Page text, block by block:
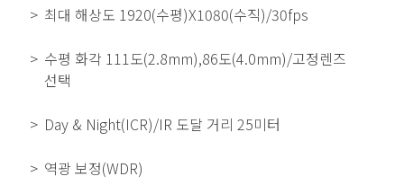
최대 해상도 1920(수평)X1080(수직)/30fps
수평 화각 111도(2.8mm),86도(4.0mm)/고정렌즈
선택
Day & Night(ICR)/IR 도달 거리 25미터
역광 보정(WDR)